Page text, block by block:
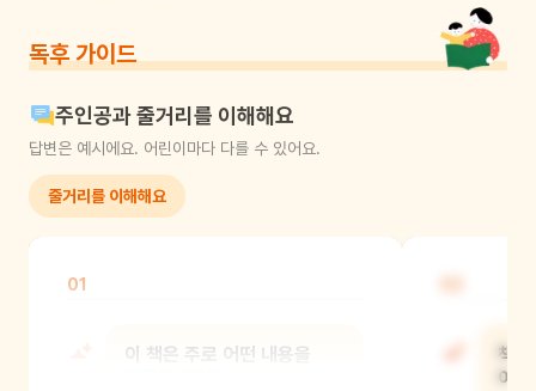
독후 가이드
주인공과 줄거리를 이해해요
답변은 예시에요. 어린이마다 다를 수 있어요.
줄거리를 이해해요
01
이 책은 주로 어떤 내용을
책
어